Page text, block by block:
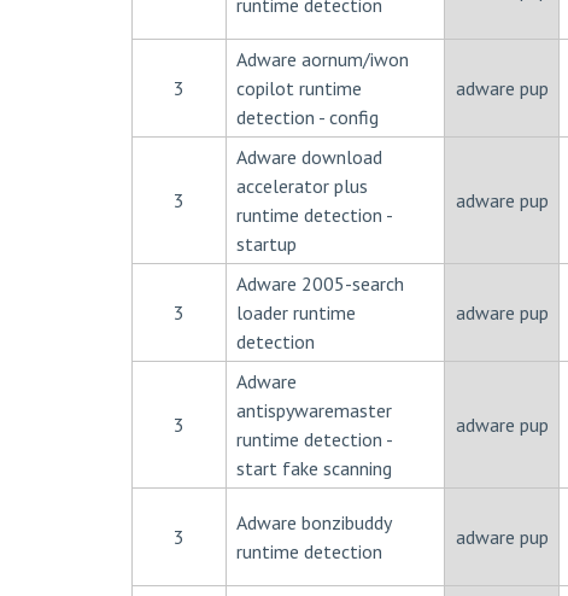
runtime detection
3
Adware aornum/iwon
copilot runtime
detection - config
adware pup
3
Adware download
accelerator plus
runtime detection -
startup
adware pup
3
Adware 2005-search
loader runtime
detection
adware pup
3
Adware
antispywaremaster
runtime detection -
start fake scanning
adware pup
3
Adware bonzibuddy
runtime detection
adware pup